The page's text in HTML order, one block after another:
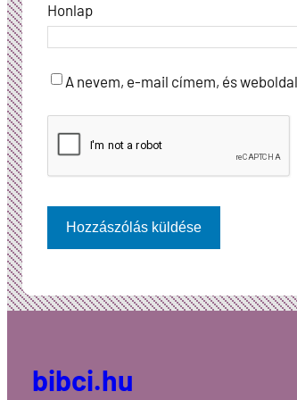
Honlap
A nevem, e-mail címem, és
bibci.hu